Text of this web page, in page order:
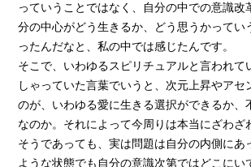
っていうことではなく、自分の中での意識改
分の中心がどう生きるか、どう思うかってい
ったんだなと、私の中では感じたんです。
そこで、いわゆるスピリチュアルと言われて
しゃっていた言葉でいうと、次元上昇やアセ
のが、いわゆる愛に生きる選択ができるか、
なのか。それによって今周りは本当にざわざ
そうであっても、実は問題は自分の内側にあ
ような状態でも自分の意識次第ではどこにい